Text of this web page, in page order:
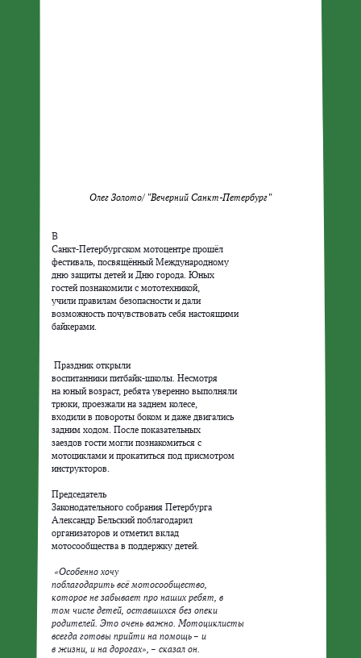
Олег Золото/ "Вечерний Санкт-Петербург"
В
Санкт-Петербургском мотоцентре прошёл
фестиваль, посвящённый Международному
дню защиты детей и Дню города. Юных
гостей познакомили с мототехникой,
учили правилам безопасности и дали
возможность почувствовать себя настоящими
Праздник открыли
воспитанники питбайк-школы. Несмотря
на юный возраст, ребята уверенно выполняли
трюки, проезжали на заднем колесе,
входили в повороты боком и даже двигались
задним ходом. После показательных
заездов гости могли познакомиться с
мотоциклами и прокатиться под присмотром
инструкторов.
Председатель
Законодательного собрания Петербурга
Александр Бельский поблагодарил
организаторов и отметил вклад
мотосообщества в поддержку детей.
«Особенно хочу
поблагодарить всё мотосообщество,
которое не забывает про наших ребят, в
том числе детей, оставшихся без опеки
родителей. Это очень важно. Мотоциклисты
всегда готовы прийти на помощь – и
в жизни, и на дорогах», – сказал он.